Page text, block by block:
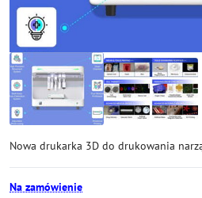
Nowa drukarka 3D do drukowania
Na zamówienie